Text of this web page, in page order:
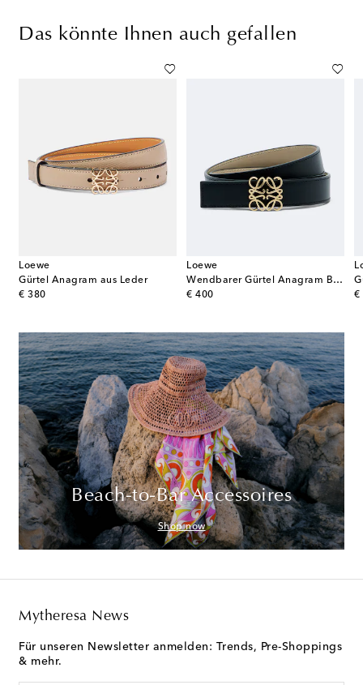
Das könnte Ihnen auch gefallen
Loewe
Gürtel Anagram aus Leder
€ 380
original price
Loewe
Wendbarer Gürtel Anagram Bombé aus Leder
€ 400
original price €
Beach-to-Bar Accessoires
Shop now
Mytheresa News
Für unseren Newsletter anmelden: Trends, Pre-Shoppings
& mehr.